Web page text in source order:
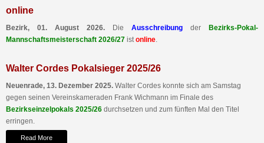
online
Bezirk, 01. August 2026. Die Ausschreibung der
Bezirks-Pokal-
Mannschaftsmeisterschaft 2026/27 istonline.
Walter Cordes Pokalsieger 2025/26
Neuenrade, 13. Dezember 2025. Walter Cordes konnte sich am Samstag
gegen seinen Vereinskameraden Frank Wichmann im Finale des
Bezirkseinzelpokals 2025/26 durchsetzen und zum fünften Mal den Titel
erringen.
Read More